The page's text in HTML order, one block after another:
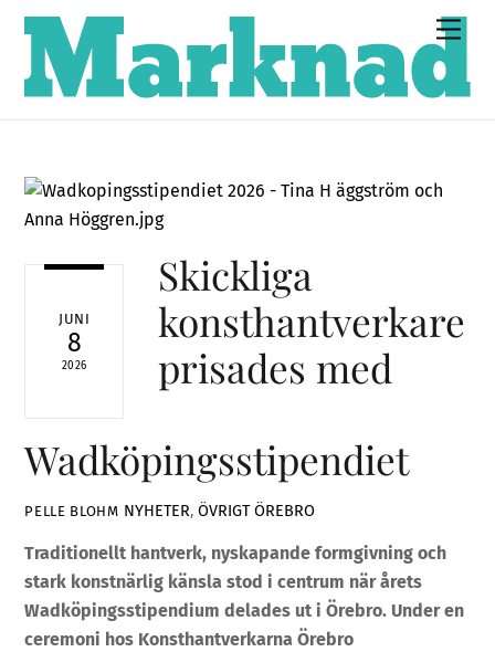
Skip
content
JUNI
8
2026
Skickliga
konsthantverkare
prisades med
Wadköpingsstipendiet
PELLE BLOHM NYHETER, ÖVRIGT ÖREBRO
Traditionellt hantverk, nyskapande formgivning och
stark konstnärlig känsla stod i centrum när årets
Wadköpingsstipendium delades ut i Örebro. Under en
ceremoni hos Konsthantverkarna Örebro